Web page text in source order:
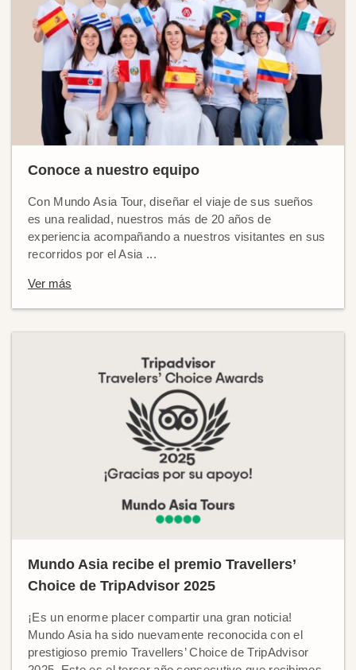
Conoce a nuestro equipo
Con Mundo Asia Tour, diseñar el viaje de sus sueños
es una realidad, nuestros más de 20 años de
experiencia acompañando a nuestros visitantes en sus
recorridos por el Asia ...
Ver más
Mundo Asia recibe el premio Travellers’
Choice de TripAdvisor 2025
¡Es un enorme placer compartir una gran noticia!
Mundo Asia ha sido nuevamente reconocida con el
prestigioso premio Travellers’ Choice de TripAdvisor